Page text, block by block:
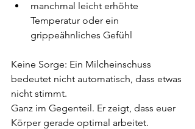
manchmal leicht erhöhte
Temperatur oder ein
grippeähnliches Gefühl
Keine Sorge: Ein Milcheinschuss
bedeutet nicht automatisch, dass etwas
nicht stimmt.
Ganz im Gegenteil. Er zeigt, dass euer
Körper gerade optimal arbeitet.